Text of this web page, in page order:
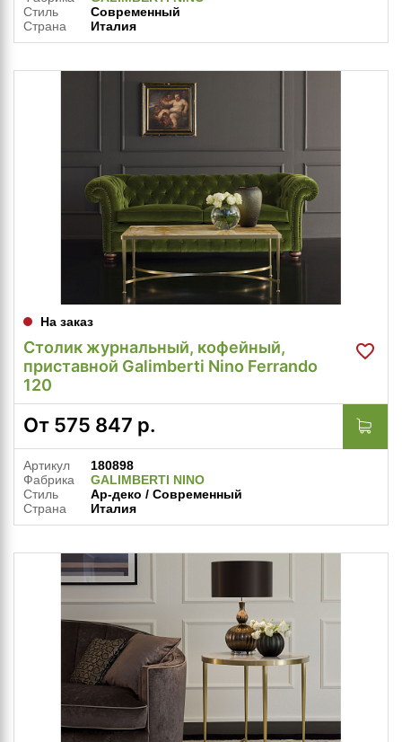
Стиль
Современный
Страна
Италия
На заказ
Столик журнальный, кофейный,
приставной Galimberti Nino Ferrando
120
От 575 847 р.
Артикул
180898
Фабрика
GALIMBERTI NINO
Стиль
Ар-деко / Современный
Страна
Италия